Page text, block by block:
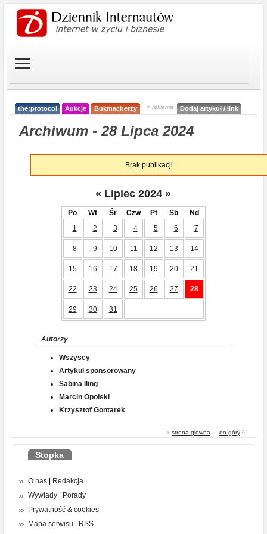
the:protocol Aukcje Bukmacherzy < reklama Dodaj artykuł / link
Archiwum - 28 Lipca 2024
Brak publikacji.
« Lipiec 2024 »
Po Wt Śr Czw Pt Sb
Nd
1
2 3 4 5 6 7
8 9 10 11 12 13 14
15 16 17 18 19 20 21
22 23 24 25 26 27 28
29 30 31
Autorzy
Wszyscy
Artykuł sponsorowany
Sabina Iling
Marcin Opolski
Krzysztof Gontarek
« strona główna - do góry ^
Stopka
O nas
Redakcja
Wywiady
Porady
Prywatność & cookies
Mapa serwisu
RSS